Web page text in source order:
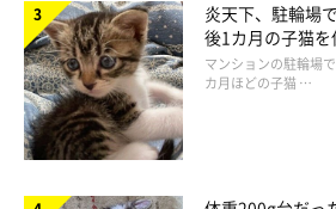
おすすめポイント
18時～20時30分までディナーの提供が
炎天下、駐輪場
後1カ月の子猫
でツンデレなコ
マンションの駐輪場
カ月ほどの子猫 …